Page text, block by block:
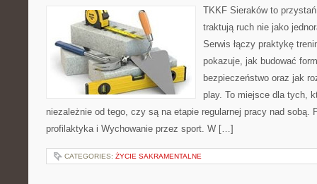
TKKF Sieraków to
traktują ruch nie jako
Serwis łączy praktykę
pokazuje, jak budować
bezpieczeństwo oraz jak
play. To miejsce dla tych,
niezależnie od tego, czy są na etapie regularnej pracy nad sobą.
profilaktyka i Wychowanie przez sport. W […]
CATEGORIES: ŻYCIE SAKRAMENTALNE